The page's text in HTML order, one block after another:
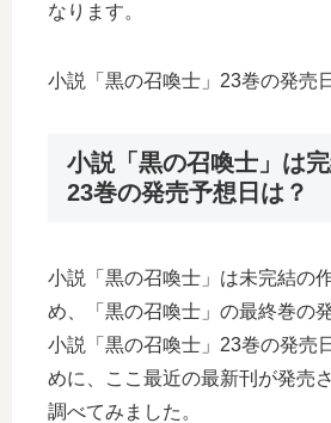
なります。
小説「黒の召喚士」23巻の発売
小説「黒の召喚士」は
23巻の発売予想日は？
小説「黒の召喚士」は未完結の
め、「黒の召喚士」の最終巻の
小説「黒の召喚士」23巻の発売
めに、ここ最近の最新刊が発売
調べてみました。